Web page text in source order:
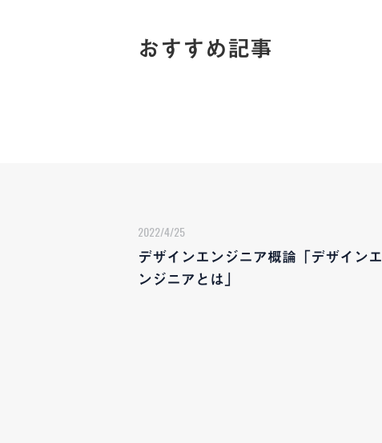
おすすめ記事
2022/4/25
デザインエンジニア概論「デザインエ
ンジニアとは」